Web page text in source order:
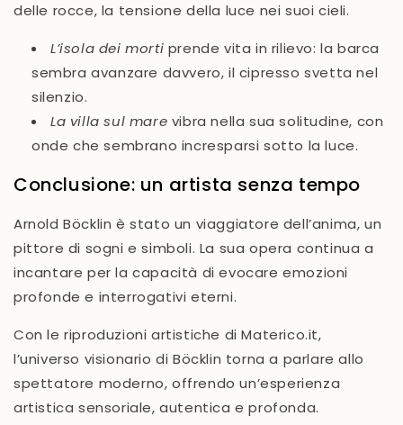
delle rocce, la tensione della luce nei suoi cieli.
L’isola dei morti prende vita in rilievo: la barca
sembra avanzare davvero, il cipresso svetta nel
silenzio.
La villa sul mare vibra nella sua solitudine, con
onde che sembrano incresparsi sotto la luce.
Conclusione: un artista senza tempo
Arnold Böcklin è stato un viaggiatore dell’anima, un
pittore di sogni e simboli. La sua opera continua a
incantare per la capacità di evocare emozioni
profonde e interrogativi eterni.
Con le riproduzioni artistiche diMaterico.it,
l’universo visionario di Böcklin torna a parlare allo
spettatore moderno, offrendo un’esperienza
artistica sensoriale, autentica e profonda.